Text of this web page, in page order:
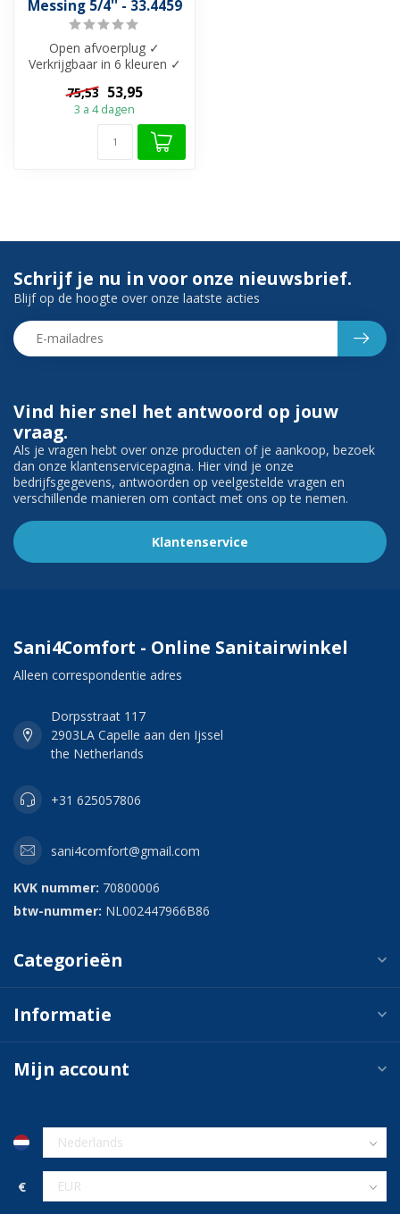
Messing 5/4'' - 33.4459
Open afvoerplug ✓
Verkrijgbaar in 6 kleuren ✓
Geschikt voo...
75,53 53,95
3 a 4 dagen
Vind hier snel het antwoord op jouw
vraag.
Als je vragen hebt over onze producten of je aankoop, bezoek
dan onze klantenservicepagina. Hier vind je onze
bedrijfsgegevens, antwoorden op veelgestelde vragen en
verschillende manieren om contact met ons op te nemen.
Klantenservice
Schrijf je nu in voor onze nieuwsbrief.
Blijf op de hoogte over onze laatste acties
Sani4Comfort - Online Sanitairwinkel
Alleen correspondentie adres
Dorpsstraat 117
2903LA Capelle aan den Ijssel
the Netherlands
+31 625057806
sani4comfort@gmail.com
KVK nummer: 70800006
btw-nummer: NL002447966B86
Categorieën
Informatie
Mijn account
€